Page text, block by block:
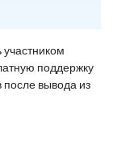
поддержку
после вывода из